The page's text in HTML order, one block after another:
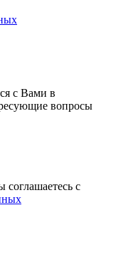
с Вами в
вопросы
с